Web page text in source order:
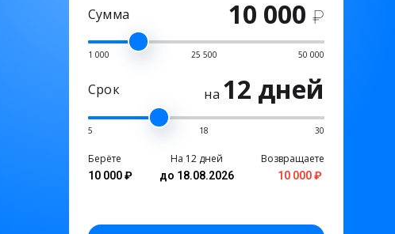
Сумма 10 000 ₽
1 000 25 500 50 000
Срок на 12 дней
5 18 30
Берёте
10 000 ₽
На 12 дней
до 18.08.2026
Возвращаете
10 000 ₽